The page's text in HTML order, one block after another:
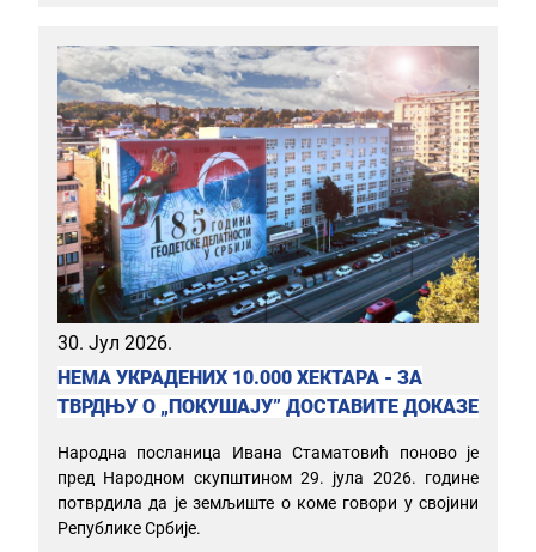
30. Јул 2026.
НЕМА УКРАДЕНИХ 10.000 ХЕКТАРА - ЗА
ТВРДЊУ О „ПОКУШАЈУ” ДОСТАВИТЕ ДОКАЗЕ
Народна посланица Ивана Стаматовић поново је
пред Народном скупштином 29. јула 2026. године
потврдила да је земљиште о коме говори у својини
Републике Србије.